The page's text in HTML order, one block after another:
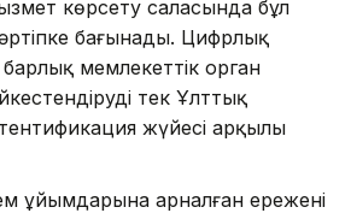
көрсету саласында бұл
бағынады. Цифрлық
мемлекеттік орган
тек Ұлттық
жүйесі арқылы
ұйымдарына арналған ережені